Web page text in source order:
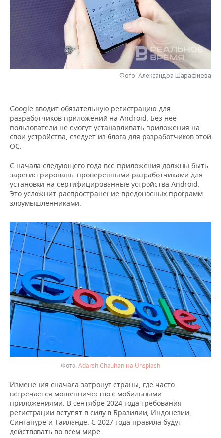
НЕФТЕХИМИЯ
ЭНЕРГЕТИКА
РОЗНИЧНАЯ ТОРГОВЛЯ
НОВОСТИ ТЕХНОЛОГИЙ
МЕРОПРИЯТИЯ
НОВОСТИ МЕРОПРИЯТИЙ
ВЫЕЗДНАЯ РЕДАКЦИЯ
ONLINE-КОНФЕРЕНЦИИ
ОТКРЫТАЯ ЛЕКЦИЯ
НОВОСТИ СПОРТА
ХОККЕЙ
БАСКЕТБОЛ
КИБЕРСПОРТ
ФИГУРНОЕ КАТАНИЕ
ВОДНЫЕ ВИДЫ СПОРТА
ХОККЕЙ С МЯЧОМ
ВЛАСТЬ
ИНФРАСТРУКТУРА
КУЛЬТУРА
МЕДИЦИНА
ОБРАЗОВАНИЕ
ПРОИСШЕСТВИЯ
СЮЖЕТЫ
СПРАВОЧНИК
СПИСОК КОМПАНИЙ
Фото: Александра Шарафиева
Google вводит обязательную регистрацию для
разработчиков приложений на Android. Без нее
пользователи не смогут устанавливать приложения на
свои устройства, следует из блога для разработчиков этой
ОС.
С начала следующего года все приложения должны быть
зарегистрированы проверенными разработчиками для
установки на сертифицированные устройства Android.
Это усложнит распространение вредоносных программ
злоумышленниками.
Adarsh Chauhan на Unsplash
Изменения сначала затронут страны, где часто
встречается мошенничество с мобильными
приложениями. В сентябре 2024 года требования
регистрации вступят в силу в Бразилии, Индонезии,
Сингапуре и Таиланде. С 2027 года правила будут
действовать во всем мире.